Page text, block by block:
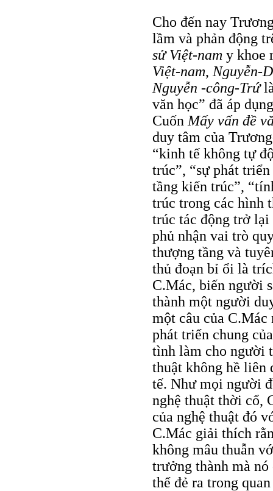
Cho đến nay
lầm và phản động
sử Việt-nam y khoe
Việt-nam, Nguyễn-
Nguyễn -công-Trứ
văn học” đã áp
Cuốn Mấy vấn đề
duy tâm của
“kinh tế không tự
trúc”, “sự phát
tầng kiến trúc”,
trúc trong các hình
trúc tác động trở
phủ nhận vai trò
thượng tầng và
thủ đoạn bỉ ổi là
C.Mác, biến người
thành một người
một câu của
phát triển chung
tình làm cho người
thuật không hề liên
tế. Như mọi người
nghệ thuật thời cổ,
của nghệ thuật đó
C.Mác giải thích
không mâu thuẫn
trưởng thành mà
thể đẻ ra trong